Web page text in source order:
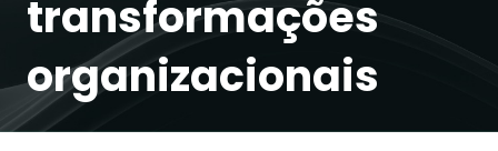
transformações
organizacionais